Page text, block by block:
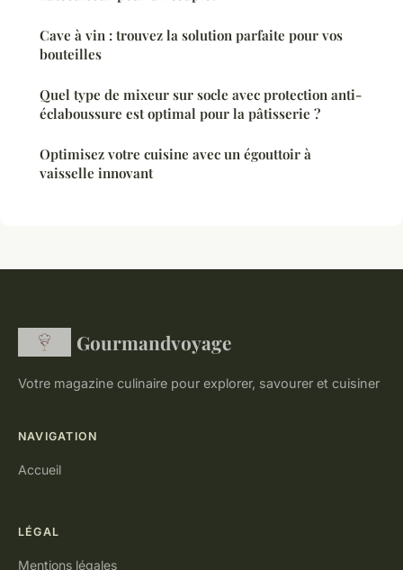
Cave à vin : trouvez la solution parfaite pour vos
bouteilles
Quel type de mixeur sur socle avec protection anti-
éclaboussure est optimal pour la pâtisserie ?
Optimisez votre cuisine avec un égouttoir à
vaisselle innovant
Gourmandvoyage
Votre magazine culinaire pour explorer, savourer et cuisiner
NAVIGATION
Accueil
LÉGAL
Mentions légales